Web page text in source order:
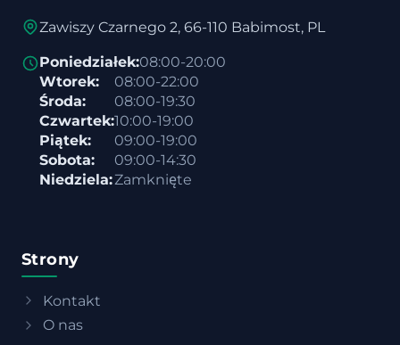
Zawiszy Czarnego 2, 66-110 Babimost, PL
Poniedziałek:08:00-20:00
Wtorek:
08:00-22:00
Środa:
08:00-19:30
Czwartek:10:00-19:00
Piątek:
09:00-19:00
Sobota:
09:00-14:30
Niedziela:Zamknięte
Strony
Kontakt
O nas